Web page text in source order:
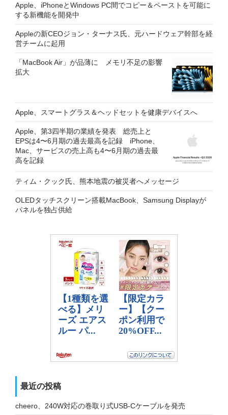
Apple、iPhoneとWindows PC間でコピー＆ペーストを可能に
する新機能を開発中
Appleの新CEOジョン・ターナス氏、元ハードウェア幹部を経
営チームに起用
「MacBook Air」が品薄に メモリ不足の影響
拡大
Apple、スマートグラス＆ヘッドセットを健康デバイスへ
Apple、第3四半期の業績を発表 総売上と
EPSは4〜6月期の過去最高を記録 iPhone、
Mac、サービスの売上高も4〜6月期の過去最
高を記録
ティム・クック氏、熊本地震の被災者へメッセージ
OLEDタッチスクリーン搭載MacBook、Samsung Displayが
パネルを独占供給
最近の投稿
cheero、240W対応の巻取り式USB-Cケーブルを発売